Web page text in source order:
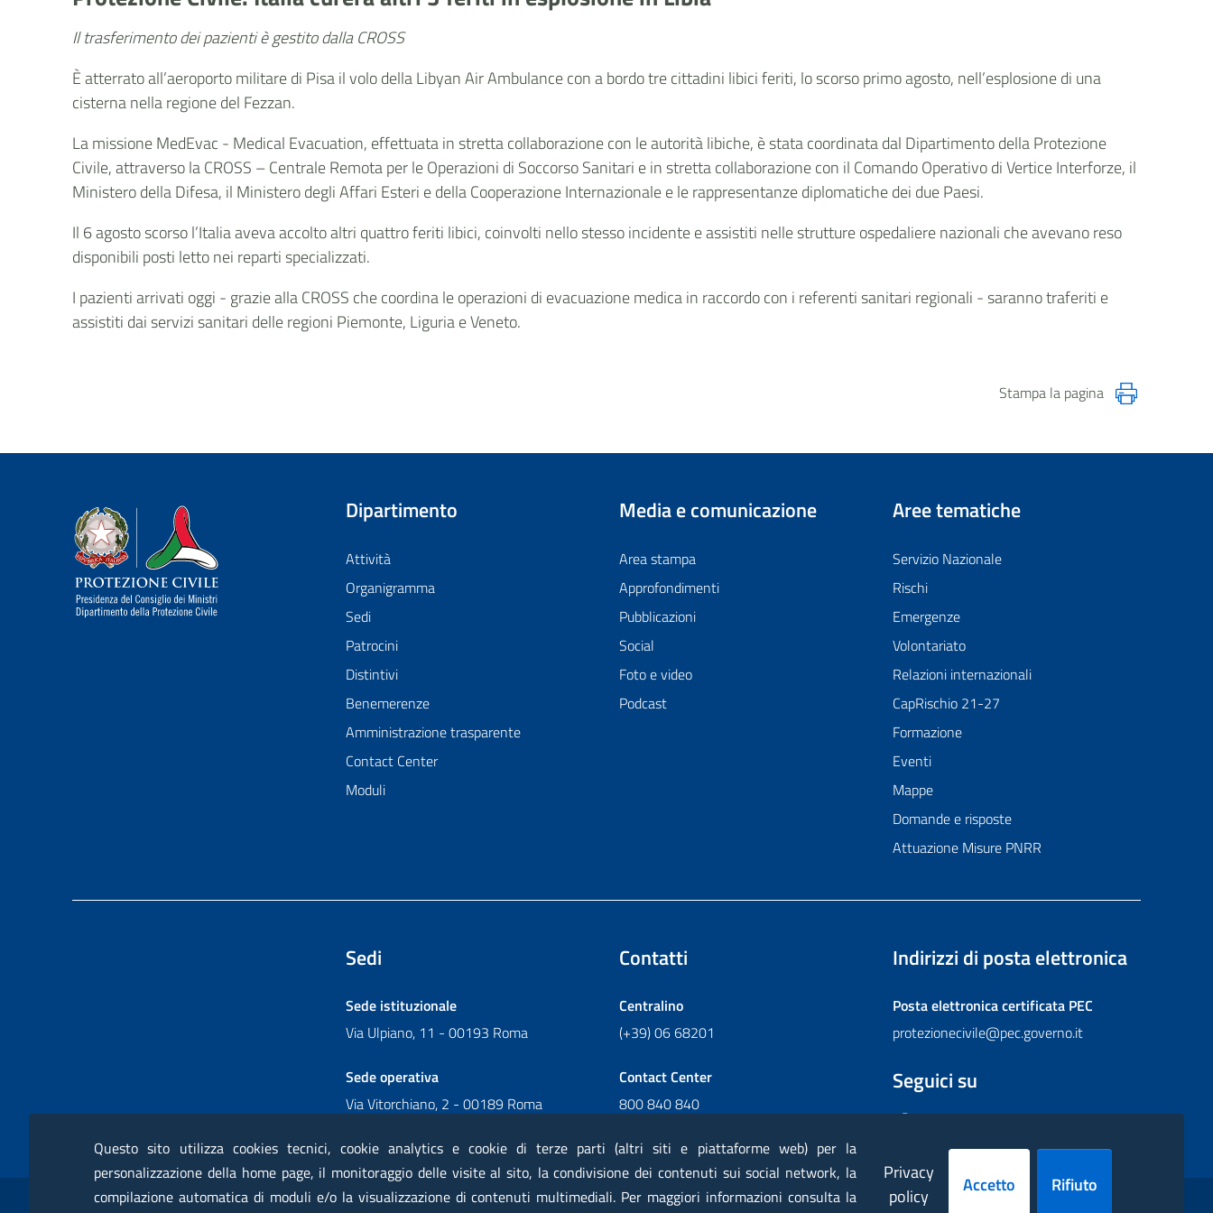
Il trasferimento dei pazienti è gestito dalla CROSS
È atterrato all’aeroporto militare di Pisa il volo della Libyan Air Ambulance con a bordo tre cittadini libici feriti, lo scorso primo agosto, nell’esplosione di una
cisterna nella regione del Fezzan.
La missione MedEvac - Medical Evacuation, effettuata in stretta collaborazione con le autorità libiche, è stata coordinata dal Dipartimento della Protezione
Civile, attraverso la CROSS – Centrale Remota per le Operazioni di Soccorso Sanitari e in stretta collaborazione con il Comando Operativo di Vertice Interforze, il
Ministero della Difesa, il Ministero degli Affari Esteri e della Cooperazione Internazionale e le rappresentanze diplomatiche dei due Paesi.
Il 6 agosto scorso l’Italia aveva accolto altri quattro feriti libici, coinvolti nello stesso incidente e assistiti nelle strutture ospedaliere nazionali che avevano reso
disponibili posti letto nei reparti specializzati.
I pazienti arrivati oggi - grazie alla CROSS che coordina le operazioni di evacuazione medica in raccordo con i referenti sanitari regionali - saranno traferiti e
assistiti dai servizi sanitari delle regioni Piemonte, Liguria e Veneto.
Stampa la pagina
Dipartimento della Protezione Civile
Dipartimento
Attività
Organigramma
Sedi
Patrocini
Distintivi
Benemerenze
Amministrazione trasparente
Contact Center
Moduli
Media e comunicazione
Area stampa
Approfondimenti
Pubblicazioni
Social
Foto e video
Podcast
Aree tematiche
Servizio Nazionale
Rischi
Emergenze
Volontariato
Relazioni internazionali
CapRischio 21-27
Formazione
Eventi
Mappe
Domande e risposte
Attuazione Misure PNRR
Sedi
Sede istituzionale
Via Ulpiano, 11 - 00193 Roma
Sede operativa
Via Vitorchiano, 2 - 00189 Roma
Contatti
Centralino
(+39) 06 68201
Contact Center
800 840 840
Indirizzi di posta elettronica
Posta elettronica certificataPEC
protezionecivile@pec.governo.it
Seguici su
FacebookInstagram
TwitterYouTubeFlickr
Sezione Link Utili
Questo sito utilizza cookies tecnici, cookie analytics e cookie di terze parti (altri siti e piattaforme web) per la
personalizzazione della home page, il monitoraggio delle visite al sito, la condivisione dei contenuti sui social network, la
compilazione automatica di moduli e/o la visualizzazione di contenuti multimediali. Per maggiori informazioni consulta la
Privacy
policy
Accetto Rifiuto